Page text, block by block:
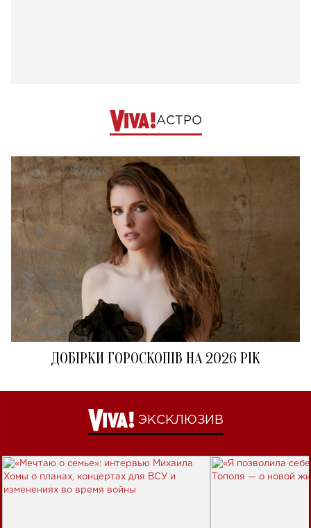
АСТРО
ДОБІРКИ ГОРОСКОПІВ НА 2026 РІК
ЭКСКЛЮЗИВ